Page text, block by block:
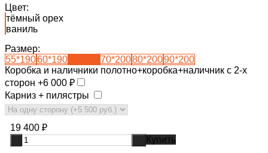
Цвет:
тёмный орех
ваниль
Размер:
55*19060*190 70*20080*20090*200
Коробка и наличники полотно+коробка+наличник с 2-х
сторон +6 000 ₽
Карниз + пилястры
19 400 ₽
Купить